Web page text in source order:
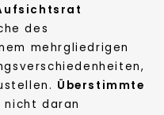
des
mehrgliedrigen
Überstimmte
nicht daran